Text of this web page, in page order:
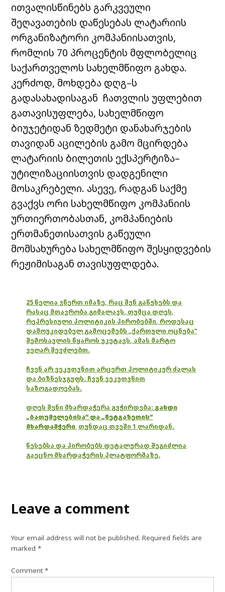
ითვალისწინებს გარკვეული
შეღავათების დაწესებას ლატარიის
ორგანიზატორი კომპანიისათვის,
რომლის 70 პროცენტის მფლობელიც
საქართველოს სახელმწიფო გახდა.
კერძოდ, მოხდება დღგ–ს
გადასახადისაგან ჩათვლის უფლებით
გათავისუფლება, სახელმწიფო
ბიუჯეტიდან ზედმეტი დანახარჯების
თავიდან აცილების გამო მცირდება
ლატარიის ბილეთის ექსპერტიზა–
უტილიზაციისთვის დადგენილი
მოსაკრებელი. ასევე, რადგან საქმე
გვაქვს ორი სახელმწიფო კომპანიის
ურთიერთობასთან, კომპანიების
ერთმანეთისათვის გაწეული
მომსახურება სახელმწიფო შესყიდვების
რეჟიმისაგან თავისუფლდება.
25 წელია ვწერთ იმაზე, რაც შენ გაწუხებს და
რასაც მთავრობა გიმალავს, თუმცა დღეს,
რეპრესიული პოლიტიკის პირობებში, როდესაც
დამოუკიდებელ გამოცემებს „ქართული ოცნება“
შემოსავლის წყაროს უკეტავს, ამას მარტო
ვეღარ შევძლებთ.
ჩვენ არ ვეკუთვნით არცერთ პოლიტიკურ ძალას
და ბიზნესჯგუფს. ჩვენ ვეკუთვნით
საზოგადოებას.
დღეს შენი მხარდაჭერა გვჭირდება: გახდი
„ბათუმელებისა“ და „ნეტგაზეთის“
მხარდამჭერი, თუნდაც თვეში 1 ლარიდან.
წესებსა და პირობებს დეტალურად შეგიძლია
გაეცნო მხარდაჭერის პლატფორმაზე.
Leave a comment
Your email address will not be published. Required fields are
marked*
Comment*